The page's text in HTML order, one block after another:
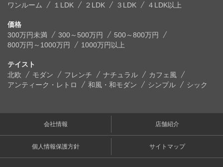
ワンルーム
１LDK ２LDK ３LDK ４LDK以上
価格
300万円未満
300～500万円
500～800万円
800万円～1000万円
1000万円以上
テイスト
北欧
モダン フレンチ ナチュラル
カフェ風
アンティーク・レトロ
和風・和モダン シンプル シック
会社情報 店舗紹介
個人情報保護方針 サイトマップ